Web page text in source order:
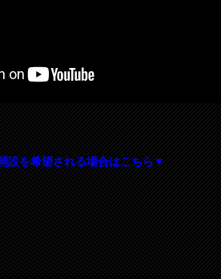
設を希望される場合はこちら▼